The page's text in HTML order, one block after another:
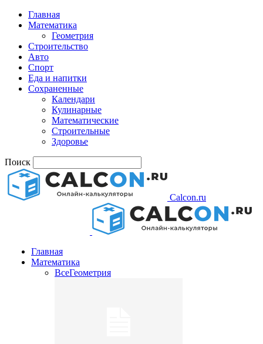
Главная
Математика
Геометрия
Строительство
Авто
Спорт
Еда и напитки
Сохраненные
Календари
Кулинарные
Математические
Строительные
Здоровье
Поиск
Calcon.ru
Главная
Математика
ВсеГеометрия